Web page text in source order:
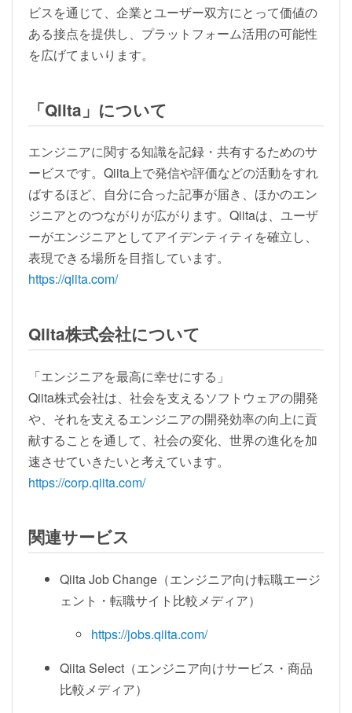
ビスを通じて、企業とユーザー双方にとって価値の
ある接点を提供し、プラットフォーム活用の可能性
を広げてまいります。
「Qiita」について
エンジニアに関する知識を記録・共有するためのサ
ービスです。Qiita上で発信や評価などの活動をすれ
ばするほど、自分に合った記事が届き、ほかのエン
ジニアとのつながりが広がります。Qiitaは、ユーザ
ーがエンジニアとしてアイデンティティを確立し、
表現できる場所を目指しています。
https://qiita.com/
Qiita株式会社について
「エンジニアを最高に幸せにする」
Qiita株式会社は、社会を支えるソフトウェアの開発
や、それを支えるエンジニアの開発効率の向上に貢
献することを通して、社会の変化、世界の進化を加
速させていきたいと考えています。
https://corp.qiita.com/
関連サービス
Qiita Job Change（エンジニア向け転職エージ
ェント・転職サイト比較メディア）
https://jobs.qiita.com/
Qiita Select（エンジニア向けサービス・商品
比較メディア）